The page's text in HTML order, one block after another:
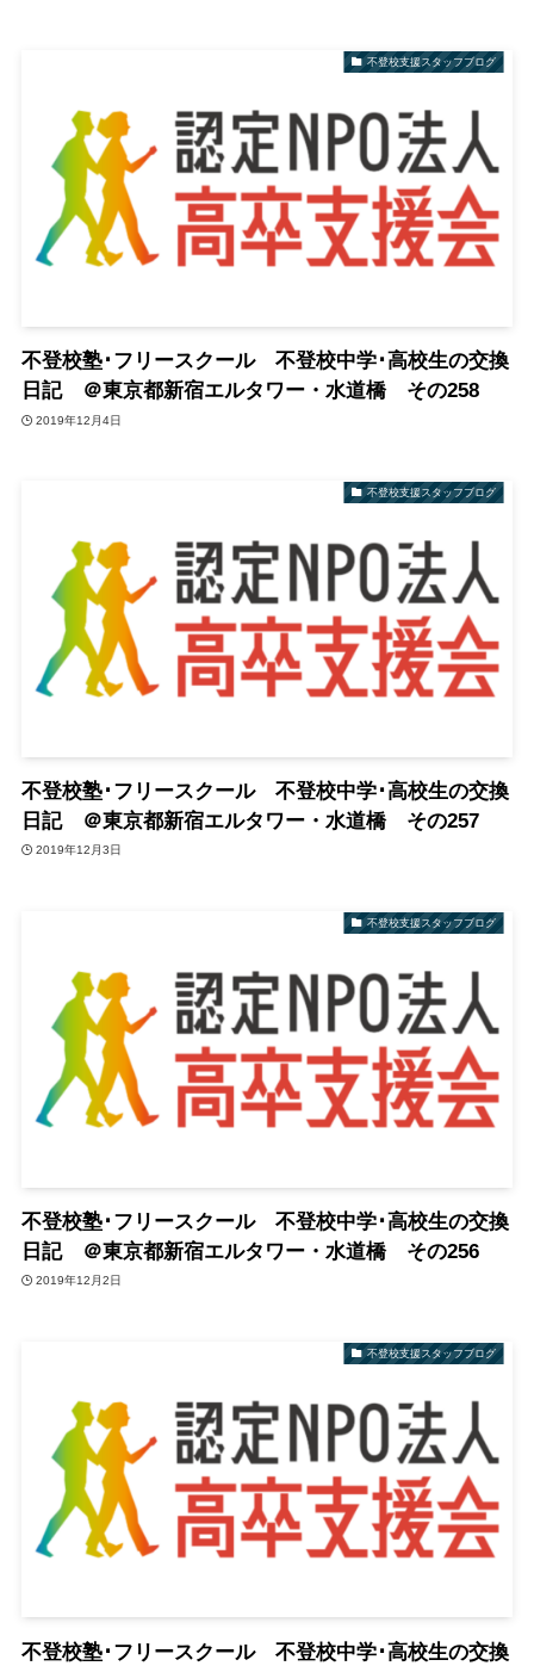
不登校支援スタッフブログ
不登校塾･フリースクール 不登校中学･高校生の交換
日記 ＠東京都新宿エルタワー・水道橋 その258
2019年12月4日
不登校支援スタッフブログ
不登校塾･フリースクール 不登校中学･高校生の交換
日記 ＠東京都新宿エルタワー・水道橋 その257
2019年12月3日
不登校支援スタッフブログ
不登校塾･フリースクール 不登校中学･高校生の交換
日記 ＠東京都新宿エルタワー・水道橋 その256
2019年12月2日
不登校支援スタッフブログ
不登校塾･フリースクール 不登校中学･高校生の交換